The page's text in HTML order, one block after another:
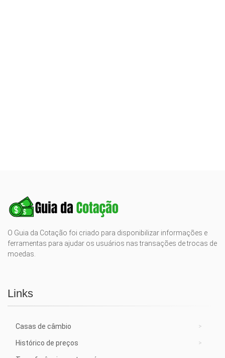
O Guia da Cotação foi criado para disponibilizar informações e
ferramentas para ajudar os usuários nas transações de trocas de
moedas.
Links
Casas de câmbio
Histórico de preços